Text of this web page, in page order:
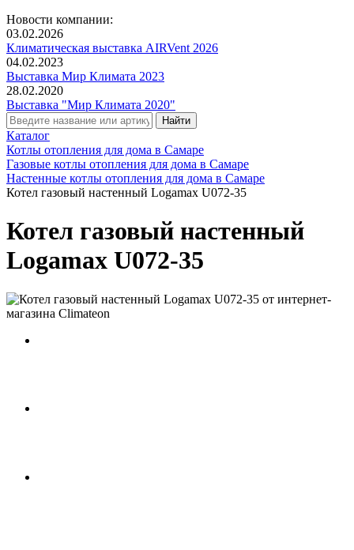
Новости компании:
03.02.2026
Климатическая выставка AIRVent 2026
04.02.2023
Выставка Мир Климата 2023
28.02.2020
Выставка "Мир Климата 2020"
Каталог
Котлы отопления для дома в Самаре
Газовые котлы отопления для дома в Самаре
Настенные котлы отопления для дома в Самаре
Котел газовый настенный Logamax U072-35
Котел газовый настенный
Logamax U072-35